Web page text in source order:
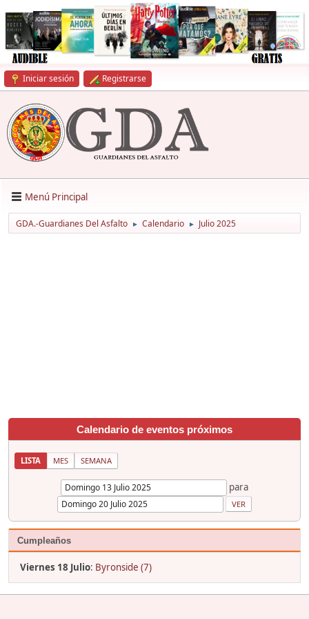
Iniciar sesión Registrarse
Menú Principal
GDA.-Guardianes Del Asfalto ► Calendario ► Julio 2025
Calendario de eventos próximos
LISTA MES SEMANA
para
Cumpleaños
Viernes 18 Julio: Byronside (7)